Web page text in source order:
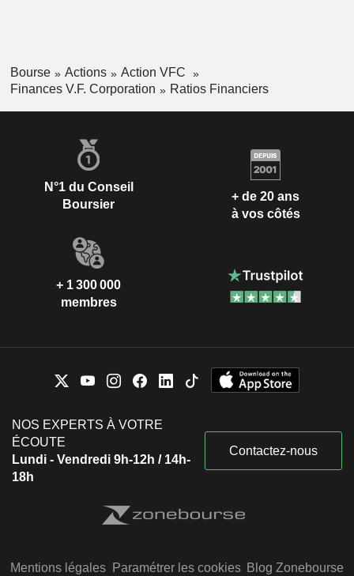
Bourse Actions
Action VFC
Finances V.F. Corporation
Ratios Financiers
N°1 du Conseil
Boursier
+ de 20 ans
à vos côtés
+ 1 300 000
membres
NOS EXPERTS À VOTRE
ÉCOUTE
Lundi - Vendredi 9h-12h / 14h-
18h
Contactez-nous
Mentions légales Paramétrer les cookies Blog Zonebourse